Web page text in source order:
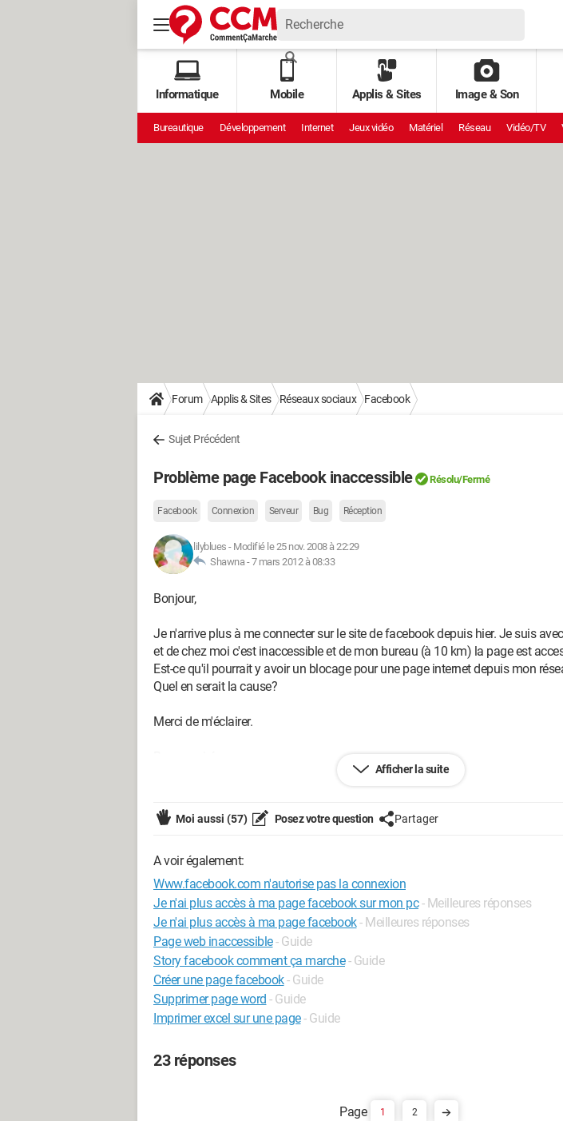
Informatique Mobile Applis & Sites Image & Son
Bureautique Développement Internet Jeux vidéo Matériel Réseau Vidéo/TV
Forum Applis & Sites Réseaux sociaux Facebook
Sujet Précédent
Problème page Facebook inaccessible Résolu/Fermé
Facebook Connexion Serveur Bug Réception
lilyblues - Modifié le 25 nov. 2008 à 22:29
Shawna -7 mars 2012 à 08:33
Bonjour,
Je n'arrive plus à me connecter sur le site de facebook depuis hier. Je suis
et de chez moi c'est inaccessible et de mon bureau (à 10 km) la page est
Est-ce qu'il pourrait y avoir un blocage pour une page internet depuis mon
Quel en serait la cause?
Merci de m'éclairer.
Firefox 3.0.4
Afficher la suite
Moi aussi (57) Posez votre question Partager
A voir également:
Www.facebook.com n'autorise pas la connexion
Je n'ai plus accès à ma page facebook sur mon pc - Meilleures réponses
Je n'ai plus accès à ma page facebook- Meilleures réponses
Page web inaccessible- Guide
Story facebook comment ça marche - Guide
Créer une page facebook- Guide
Supprimer page word - Guide
Imprimer excel sur une page- Guide
23 réponses
1 2